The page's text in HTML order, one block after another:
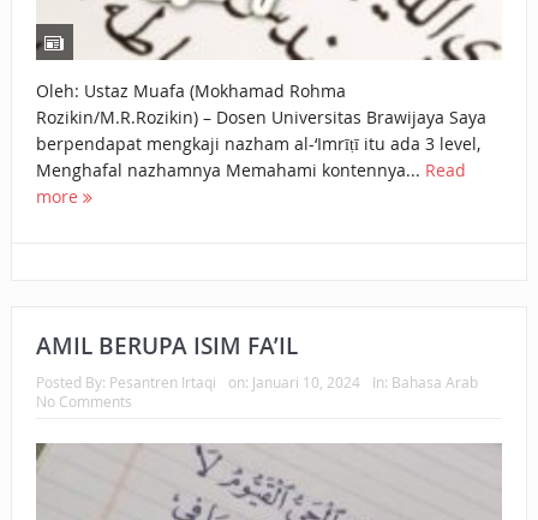
Oleh: Ustaz Muafa (Mokhamad Rohma
Rozikin/M.R.Rozikin) – Dosen Universitas Brawijaya Saya
berpendapat mengkaji nazham al-‘Imrīṭī itu ada 3 level,
Menghafal nazhamnya Memahami kontennya... Read
more
AMIL BERUPA ISIM FA’IL
Posted By: Pesantren Irtaqi on: Januari 10, 2024 In: Bahasa Arab
No Comments